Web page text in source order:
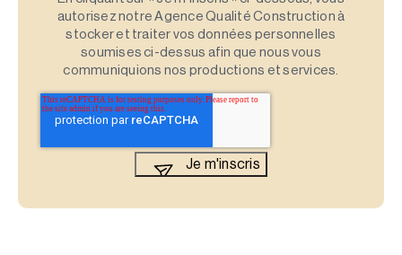
autorisez notre Agence Qualité Construction à
stocker et traiter vos données personnelles
soumises ci-dessus afin que nous vous
communiquions nos productions et services.